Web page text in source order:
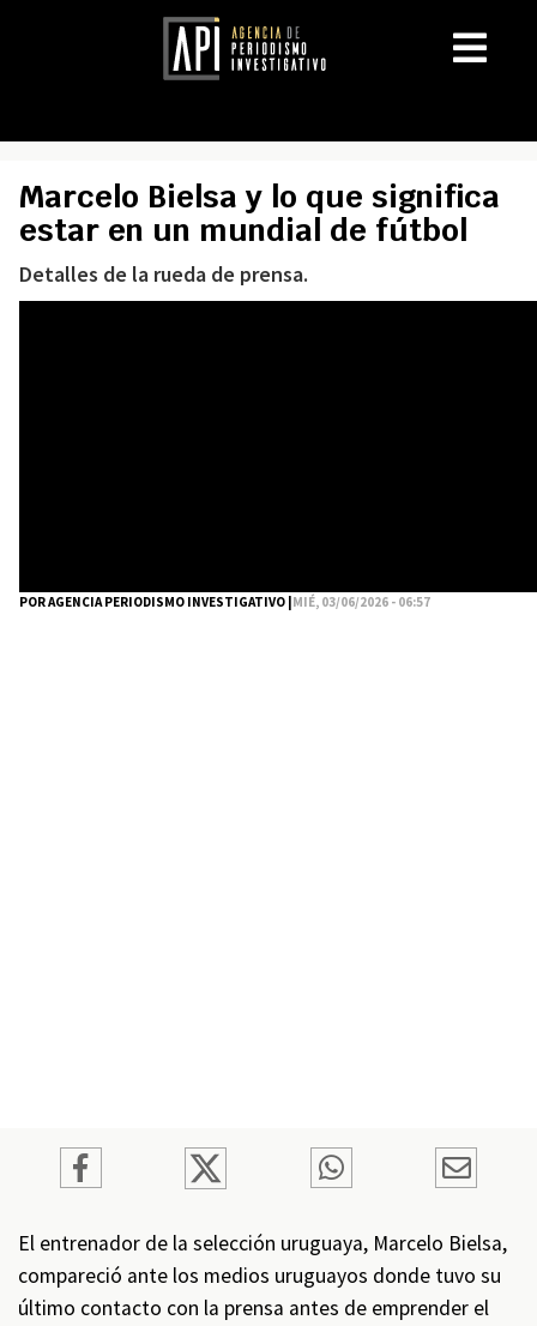
Marcelo Bielsa y lo que significa
estar en un mundial de fútbol
Detalles de la rueda de prensa.
POR AGENCIA PERIODISMO INVESTIGATIVO | MIÉ, 03/06/2026 - 06:57
El entrenador de la selección uruguaya, Marcelo Bielsa,
compareció ante los medios uruguayos donde tuvo su
último contacto con la prensa antes de emprender el